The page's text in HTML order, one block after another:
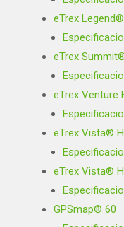
eTrex
eTrex
eTrex Venture
eTrex Vista® H
eTrex Vista®
GPSmap® 60